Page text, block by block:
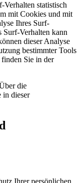
Verhalten statistisch
mit Cookies und mit
Ihres Surf-
Surf-Verhalten kann
dieser Analyse
bestimmter Tools
Sie in der
die
in dieser
Ihrer persönlichen